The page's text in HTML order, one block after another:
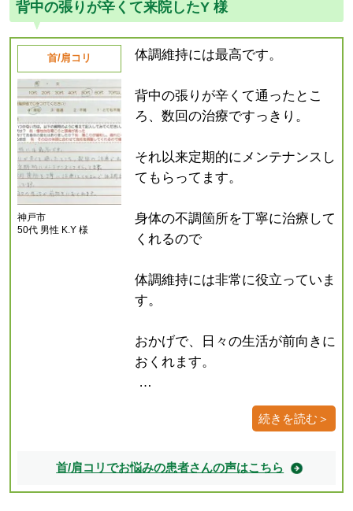
背中の張りが辛くて来院したY 様
首/肩コリ
神戸市
50代 男性 K.Y 様
体調維持には最高です。
背中の張りが辛くて通ったとこ
ろ、数回の治療ですっきり。
それ以来定期的にメンテナンスし
てもらってます。
身体の不調箇所を丁寧に治療して
くれるので
体調維持には非常に役立っていま
す。
おかげで、日々の生活が前向きに
おくれます。
…
続きを読む＞
首/肩コリでお悩みの患者さんの声はこちら